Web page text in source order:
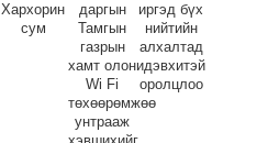
Хархорин
сум
даргын
Тамгын
газрын
хамт олон
Wi Fi
төхөөрөмжөө
унтрааж
иргэд бүх
нийтийн
алхалтад
идэвхитэй
оролцлоо